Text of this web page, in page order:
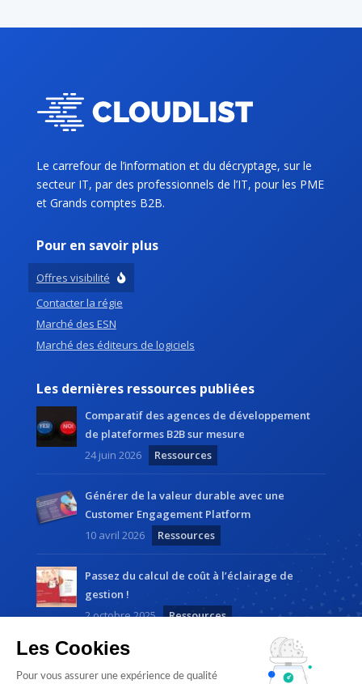
Le carrefour de l’information et du décryptage, sur le
secteur IT, par des professionnels de l’IT, pour les PME
et Grands comptes B2B.
Pour en savoir plus
Offres visibilité
Contacter la régie
Marché des ESN
Marché des éditeurs de logiciels
Les dernières ressources publiées
Comparatif des agences de développement
de plateformes B2B sur mesure
24 juin 2026
Ressources
Générer de la valeur durable avec une
Customer Engagement Platform
10 avril 2026
Ressources
Passez du calcul de coût à l’éclairage de
gestion !
2 octobre 2025
Ressources
Les Cookies
Pour vous assurer une expérience de qualité